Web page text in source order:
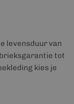
levensduur van
tot
kies je